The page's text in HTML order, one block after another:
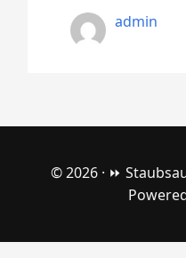
admin
© 2026 · ⏩